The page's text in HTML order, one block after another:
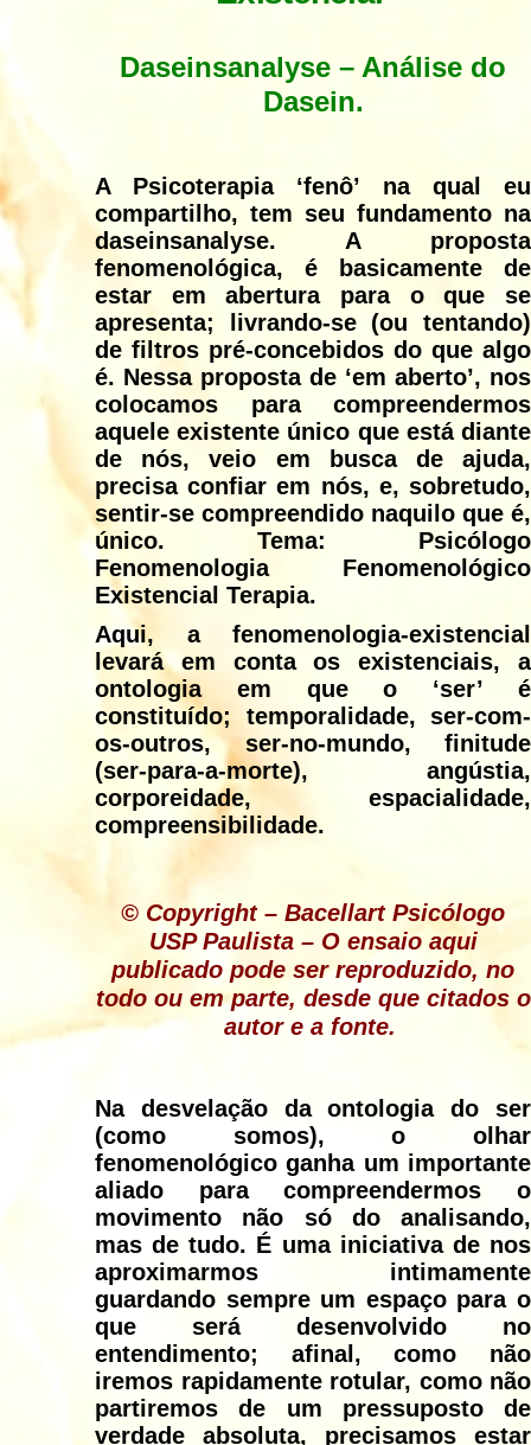
Daseinsanalyse – Análise do
Dasein.
A Psicoterapia ‘fenô’ na qual eu
compartilho, tem seu fundamento na
daseinsanalyse. A proposta
fenomenológica, é basicamente de
estar em abertura para o que se
apresenta; livrando-se (ou tentando)
de filtros pré-concebidos do que algo
é. Nessa proposta de ‘em aberto’, nos
colocamos para compreendermos
aquele existente único que está diante
de nós, veio em busca de ajuda,
precisa confiar em nós, e, sobretudo,
sentir-se compreendido naquilo que é,
único. Tema: Psicólogo
Fenomenologia Fenomenológico
Existencial Terapia.
Aqui, a fenomenologia-existencial
levará em conta os existenciais, a
ontologia em que o ‘ser’ é
constituído; temporalidade, ser-com-
os-outros, ser-no-mundo, finitude
(ser-para-a-morte), angústia,
corporeidade, espacialidade,
compreensibilidade.
© Copyright – Bacellart Psicólogo
USP Paulista – O ensaio aqui
publicado pode ser reproduzido, no
todo ou em parte, desde que citados o
autor e a fonte.
Na desvelação da ontologia do ser
(como somos), o olhar
fenomenológico ganha um importante
aliado para compreendermos o
movimento não só do analisando,
mas de tudo. É uma iniciativa de nos
aproximarmos intimamente
guardando sempre um espaço para o
que será desenvolvido no
entendimento; afinal, como não
iremos rapidamente rotular, como não
partiremos de um pressuposto de
verdade absoluta, precisamos estar